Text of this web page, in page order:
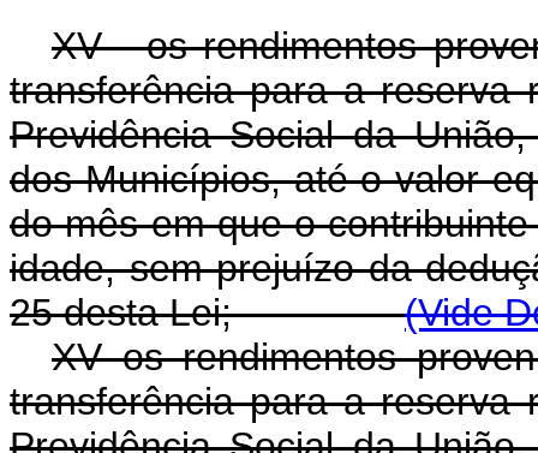
XV - os rendimentos
transferência para a reserva
Previdência Social da
dos Municípios, até o valor
do mês em que o
idade, sem prejuízo da
25 desta Lei;(Vide
XV os rendimentos
transferência para a reserva